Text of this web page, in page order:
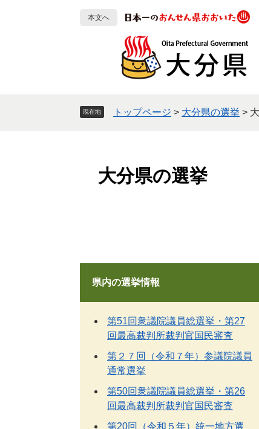
本文へ
現在地 トップページ > 大分県の選挙 >
大分県の選挙
県内の選挙情報
第51回衆議院議員総選挙・第27
回最高裁判所裁判官国民審査
第２７回（令和７年）参議院議員
通常選挙
第50回衆議院議員総選挙・第26
回最高裁判所裁判官国民審査
第20回（令和５年）統一地方選